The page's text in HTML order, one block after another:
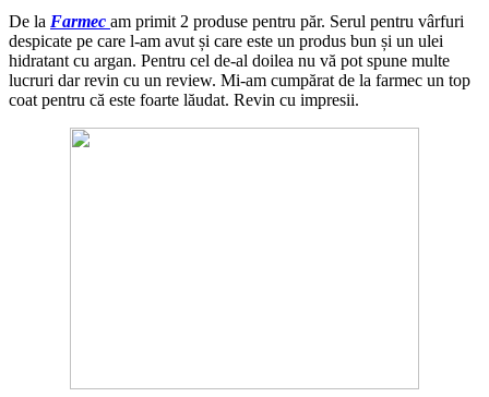
De la Farmec am primit 2 produse pentru păr. Serul pentru vârfuri
despicate pe care l-am avut și care este un produs bun și un ulei
hidratant cu argan. Pentru cel de-al doilea nu vă pot spune multe
lucruri dar revin cu un review. Mi-am cumpărat de la farmec un top
coat pentru că este foarte lăudat. Revin cu impresii.